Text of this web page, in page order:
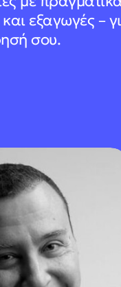
και εξαγωγές –
σου.